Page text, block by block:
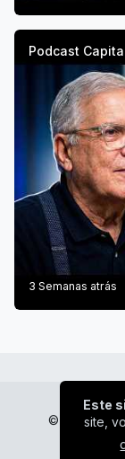
Podcast
3 Semanas atrás
© Radio
Este
site,